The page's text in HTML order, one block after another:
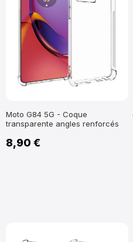
Moto G84 5G - Coque
transparente angles renforcés
8,90 €